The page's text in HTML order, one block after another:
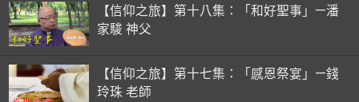
【信仰之旅】第十八集：「和好聖事」—潘
家駿 神父
【信仰之旅】第十七集：「感恩祭宴」—錢
玲珠 老師